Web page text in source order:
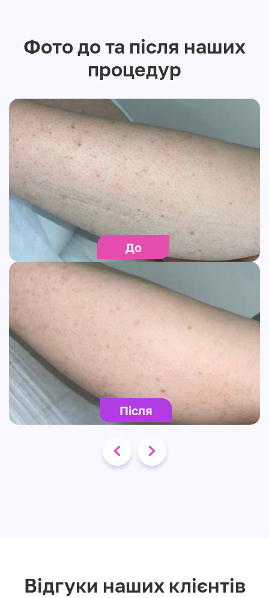
Фото до та після наших
процедур
До
Після
Відгуки наших клієнтів